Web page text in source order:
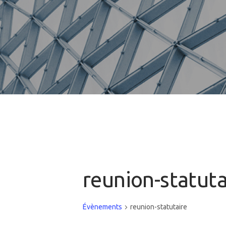
reunion-
Évènements reunion-statutaire